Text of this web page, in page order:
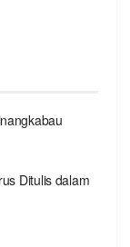
Ditulis dalam